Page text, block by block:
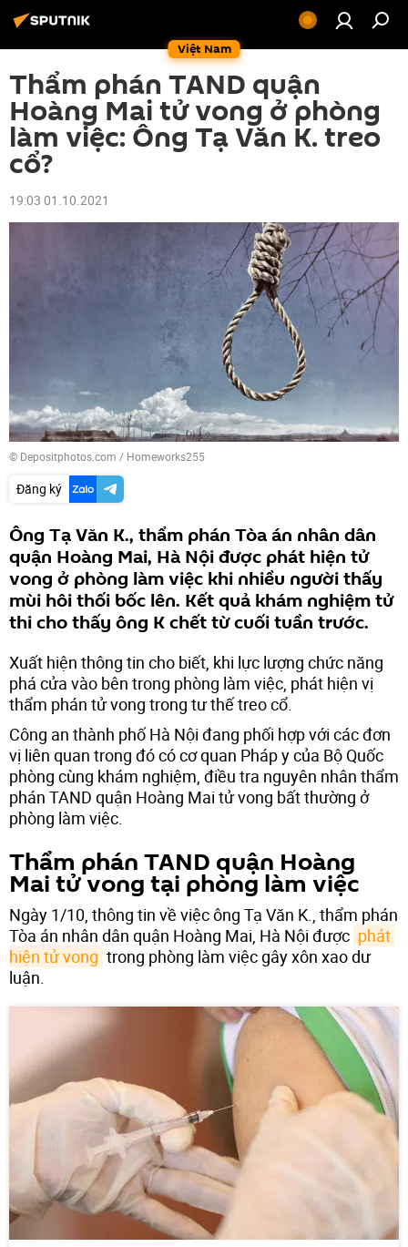
Việt Nam
Thẩm phán TAND quận
Hoàng Mai tử vong ở phòng
làm việc: Ông Tạ Văn K. treo
cổ?
19:03 01.10.2021
© Depositphotos.com / Homeworks255
Đăng ký
Ông Tạ Văn K., thẩm phán Tòa án nhân dân
quận Hoàng Mai, Hà Nội được phát hiện tử
vong ở phòng làm việc khi nhiều người thấy
mùi hôi thối bốc lên. Kết quả khám nghiệm tử
thi cho thấy ông K chết từ cuối tuần trước.
Xuất hiện thông tin cho biết, khi lực lượng chức năng
phá cửa vào bên trong phòng làm việc, phát hiện vị
thẩm phán tử vong trong tư thế treo cổ.
Công an thành phố Hà Nội đang phối hợp với các đơn
vị liên quan trong đó có cơ quan Pháp y của Bộ Quốc
phòng cùng khám nghiệm, điều tra nguyên nhân thẩm
phán TAND quận Hoàng Mai tử vong bất thường ở
phòng làm việc.
Thẩm phán TAND quận Hoàng
Mai tử vong tại phòng làm việc
Ngày 1/10, thông tin về việc ông Tạ Văn K., thẩm phán
Tòa án nhân dân quận Hoàng Mai, Hà Nội được phát
hiện tử vong trong phòng làm việc gây xôn xao dư
luận.